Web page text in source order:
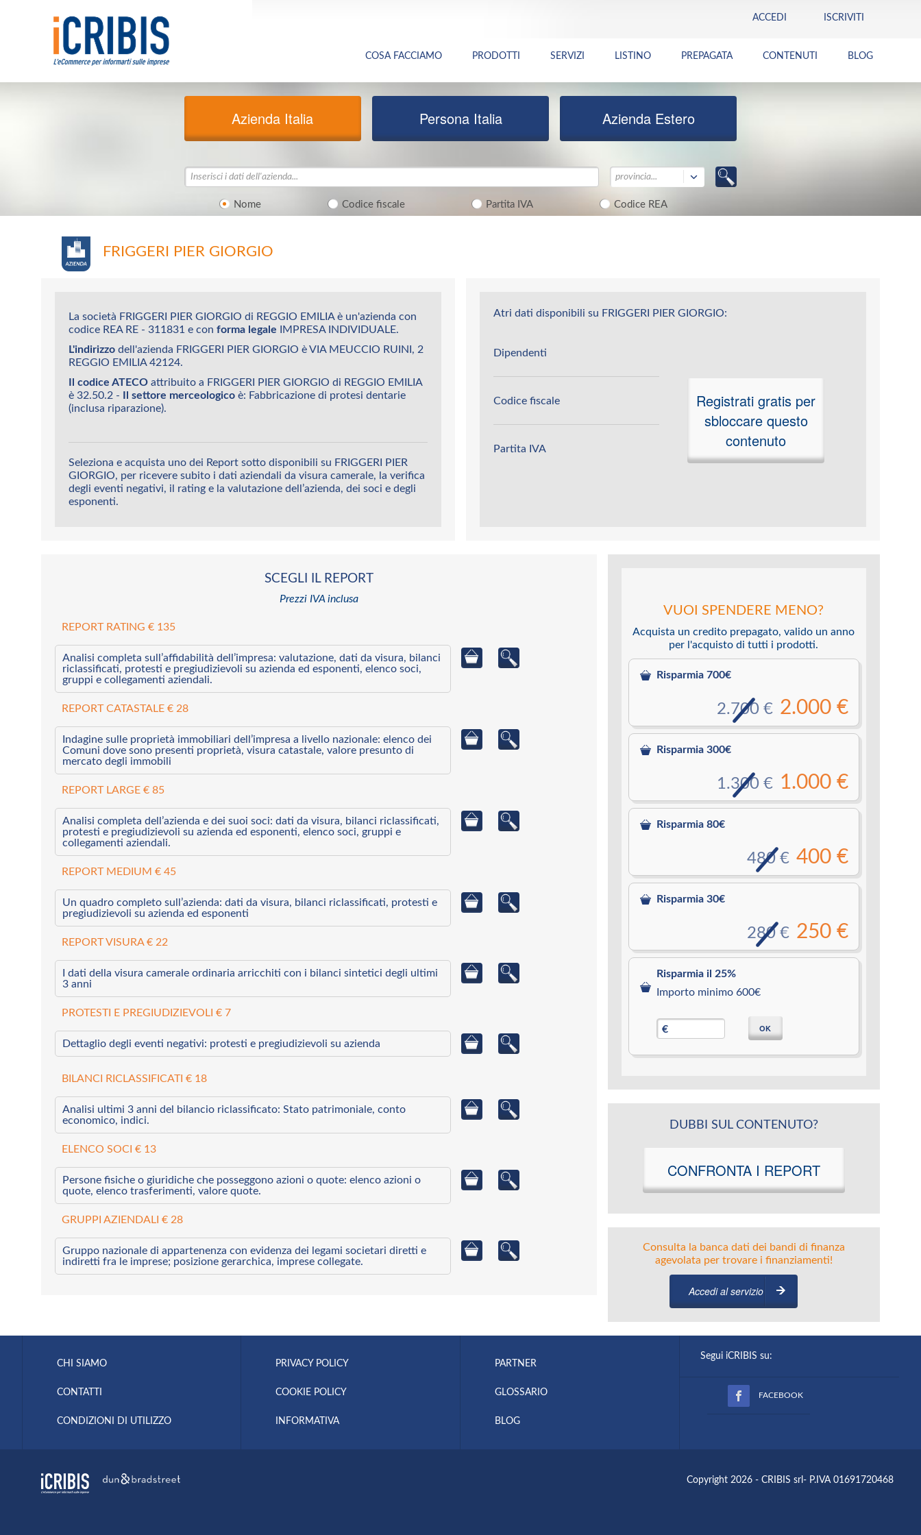
ACCEDI ISCRIVITI
COSA FACCIAMO PRODOTTI SERVIZI LISTINO PREPAGATA CONTENUTI BLOG
Azienda Italia Persona Italia Azienda Estero
Nome Codice fiscale Partita IVA Codice REA
provincia...
FRIGGERI PIER GIORGIO
La società FRIGGERI PIER GIORGIO di REGGIO EMILIA è un'azienda con
codice REA RE - 311831 e con forma legale IMPRESA INDIVIDUALE.
L'indirizzo dell'azienda FRIGGERI PIER GIORGIO è VIA MEUCCIO RUINI, 2
REGGIO EMILIA 42124.
Il codice ATECO attribuito a FRIGGERI PIER GIORGIO di REGGIO EMILIA
è 32.50.2 -
Il settore merceologico è: Fabbricazione di protesi dentarie
(inclusa riparazione).
Seleziona e acquista uno dei Report sotto disponibili su FRIGGERI PIER
GIORGIO, per ricevere subito i dati aziendali da visura camerale, la verifica
degli eventi negativi, il rating e la valutazione dell’azienda, dei soci e degli
esponenti.
Atri dati disponibili su FRIGGERI PIER GIORGIO:
Dipendenti
Codice fiscale
Partita IVA
Registrati gratis per
sbloccare questo
contenuto
SCEGLI IL REPORT
Prezzi IVA inclusa
REPORT RATING € 135
Analisi completa sull’affidabilità dell’impresa: valutazione, dati da visura, bilanci
riclassificati, protesti e pregiudizievoli su azienda ed esponenti, elenco soci,
gruppi e collegamenti aziendali.
REPORT CATASTALE € 28
Indagine sulle proprietà immobiliari dell’impresa a livello nazionale: elenco dei
Comuni dove sono presenti proprietà, visura catastale, valore presunto di
mercato degli immobili
REPORT LARGE € 85
Analisi completa dell’azienda e dei suoi soci: dati da visura, bilanci riclassificati,
protesti e pregiudizievoli su azienda ed esponenti, elenco soci, gruppi e
collegamenti aziendali.
REPORT MEDIUM € 45
Un quadro completo sull’azienda: dati da visura, bilanci riclassificati, protesti e
pregiudizievoli su azienda ed esponenti
REPORT VISURA € 22
I dati della visura camerale ordinaria arricchiti con i bilanci sintetici degli ultimi
3 anni
PROTESTI E PREGIUDIZIEVOLI € 7
Dettaglio degli eventi negativi: protesti e pregiudizievoli su azienda
BILANCI RICLASSIFICATI € 18
Analisi ultimi 3 anni del bilancio riclassificato: Stato patrimoniale, conto
economico, indici.
ELENCO SOCI € 13
Persone fisiche o giuridiche che posseggono azioni o quote: elenco azioni o
quote, elenco trasferimenti, valore quote.
GRUPPI AZIENDALI € 28
Gruppo nazionale di appartenenza con evidenza dei legami societari diretti e
indiretti fra le imprese; posizione gerarchica, imprese collegate.
VUOI SPENDERE MENO?
Acquista un credito prepagato, valido un anno
per l'acquisto di tutti i prodotti.
Risparmia 700€
2.000 €
2.700 €
Risparmia 300€
1.000 €
1.300 €
Risparmia 80€
400 €
480 €
Risparmia 30€
250 €
280 €
Risparmia il 25%
Importo minimo 600€
€ OK
DUBBI SUL CONTENUTO?
CONFRONTA I REPORT
Consulta la banca dati dei bandi di finanza
agevolata per trovare i finanziamenti!
Accedi al servizio
CHI SIAMO
CONTATTI
CONDIZIONI DI UTILIZZO
PRIVACY POLICY
COOKIE POLICY
INFORMATIVA
PARTNER
GLOSSARIO
BLOG
Segui iCRIBIS su:
FACEBOOK
Copyright 2026 - CRIBIS srl- P.IVA 01691720468